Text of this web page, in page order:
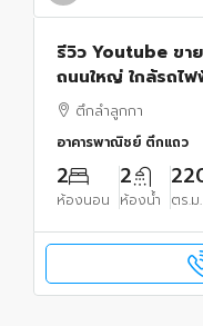
รีวิว Youtube ขา
ถนนใหญ่ ใกล้รถไ
ตึกลำลูกกา
อาคารพาณิชย์ ตึกแถว
2
ห้องนอน
2
ห้องน้ำ ตร.ม.